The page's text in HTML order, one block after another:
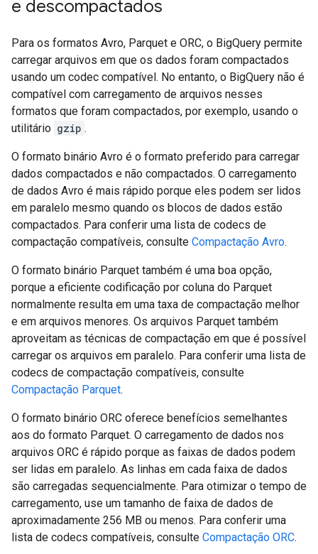
e descompactados
Para os formatos Avro, Parquet e ORC, o BigQuery permite
carregar arquivos em que os dados foram compactados
usando um codec compatível. No entanto, o BigQuery não é
compatível com carregamento de arquivos nesses
formatos que foram compactados, por exemplo, usando o
utilitário gzip .
O formato binário Avro é o formato preferido para carregar
dados compactados e não compactados. O carregamento
de dados Avro é mais rápido porque eles podem ser lidos
em paralelo mesmo quando os blocos de dados estão
compactados. Para conferir uma lista de codecs de
compactação compatíveis, consulte Compactação Avro.
O formato binário Parquet também é uma boa opção,
porque a eficiente codificação por coluna do Parquet
normalmente resulta em uma taxa de compactação melhor
e em arquivos menores. Os arquivos Parquet também
aproveitam as técnicas de compactação em que é possível
carregar os arquivos em paralelo. Para conferir uma lista de
codecs de compactação compatíveis, consulte
Compactação Parquet.
O formato binário ORC oferece benefícios semelhantes
aos do formato Parquet. O carregamento de dados nos
arquivos ORC é rápido porque as faixas de dados podem
ser lidas em paralelo. As linhas em cada faixa de dados
são carregadas sequencialmente. Para otimizar o tempo de
carregamento, use um tamanho de faixa de dados de
aproximadamente 256 MB ou menos. Para conferir uma
lista de codecs compatíveis, consulte Compactação ORC.